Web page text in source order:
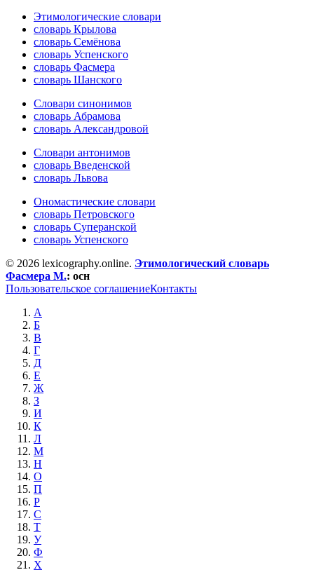
Этимологические словари
словарь Крылова
словарь Семёнова
словарь Успенского
словарь Фасмера
словарь Шанского
Словари синонимов
словарь Абрамова
словарь Александровой
Словари антонимов
словарь Введенской
словарь Львова
Ономастические словари
словарь Петровского
словарь Суперанской
словарь Успенского
© 2026 lexicography.online. Этимологический словарь
Фасмера М.: осн
Пользовательское соглашениеКонтакты
А
Б
В
Г
Д
Е
Ж
З
И
К
Л
М
Н
О
П
Р
С
Т
У
Ф
Х